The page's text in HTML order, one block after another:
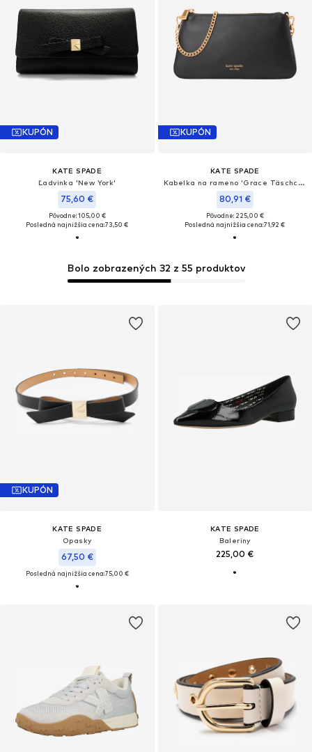
Bolo zobrazených 32 z 55 produktov
KUPÓN
KATE SPADE
Ľadvinka 'New York'
75,60 €
Pôvodne: 105,00 €
Posledná najnižšia cena:73,50 €
KUPÓN
KATE SPADE
Kabelka na rameno 'Grace Täschchen'
80,91 €
Pôvodne: 225,00 €
Posledná najnižšia cena:71,92 €
KUPÓN
KATE SPADE
Opasky
67,50 €
Posledná najnižšia cena:75,00 €
KATE SPADE
Baleríny
225,00 €